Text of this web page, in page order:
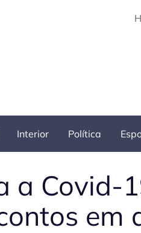
Interior Política
a Covid-
em